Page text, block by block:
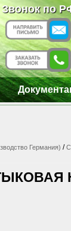
Звонок по
Германия) /